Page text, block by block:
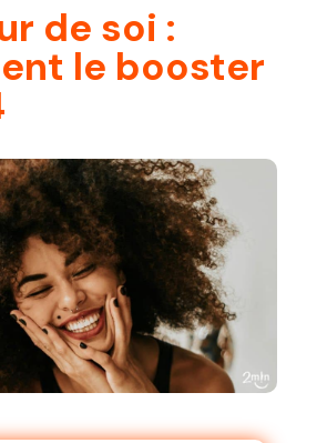
de soi :
le booster